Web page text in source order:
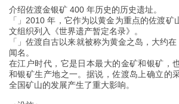
介绍佐渡金银矿 400 年历史的历史遗址。
「」2010 年，它作为以黄金为重点的佐渡矿
文组织列入《世界遗产暂定名录》。
「」佐渡自古以来就被称为黄金之岛，大约
闻名。
在江户时代，它是日本最大的金矿和银矿，
和银矿生产地之一。据说，佐渡岛上确立的
全国矿山的发展产生了重大影响。